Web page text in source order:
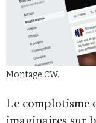
Montage CW.
Le complotisme